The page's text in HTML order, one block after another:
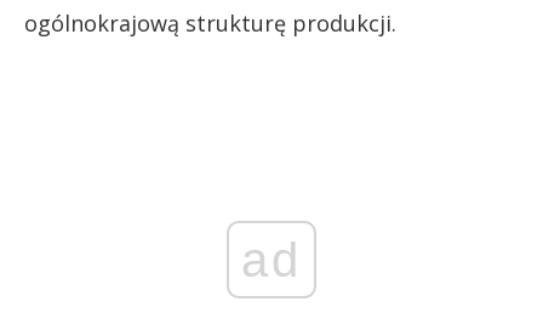
ogólnokrajową strukturę produkcji.
ad